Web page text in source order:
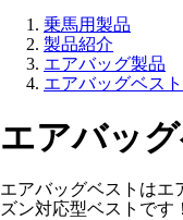
乗馬用製品
製品紹介
エアバッグ製品
エアバッグベスト
エアバッ
エアバッグベストはエ
ズン対応型ベストです！